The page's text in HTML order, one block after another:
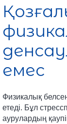
емес
Физикалық
етеді. Бұл
аурулардың